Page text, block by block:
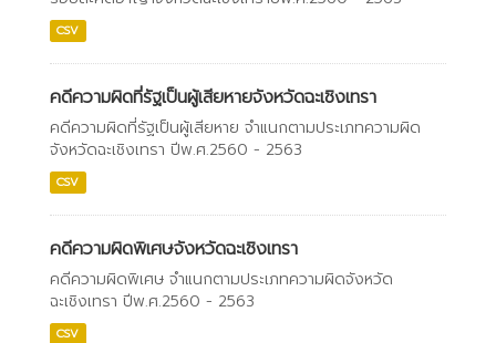
CSV
คดีความผิดที่รัฐเป็นผู้เสียหายจังหวัดฉะเชิงเทรา
คดีความผิดที่รัฐเป็นผู้เสียหาย จำแนกตามประเภทความผิด
จังหวัดฉะเชิงเทรา ปีพ.ศ.2560 - 2563
CSV
คดีความผิดพิเศษจังหวัดฉะเชิงเทรา
คดีความผิดพิเศษ จำแนกตามประเภทความผิดจังหวัด
ฉะเชิงเทรา ปีพ.ศ.2560 - 2563
CSV